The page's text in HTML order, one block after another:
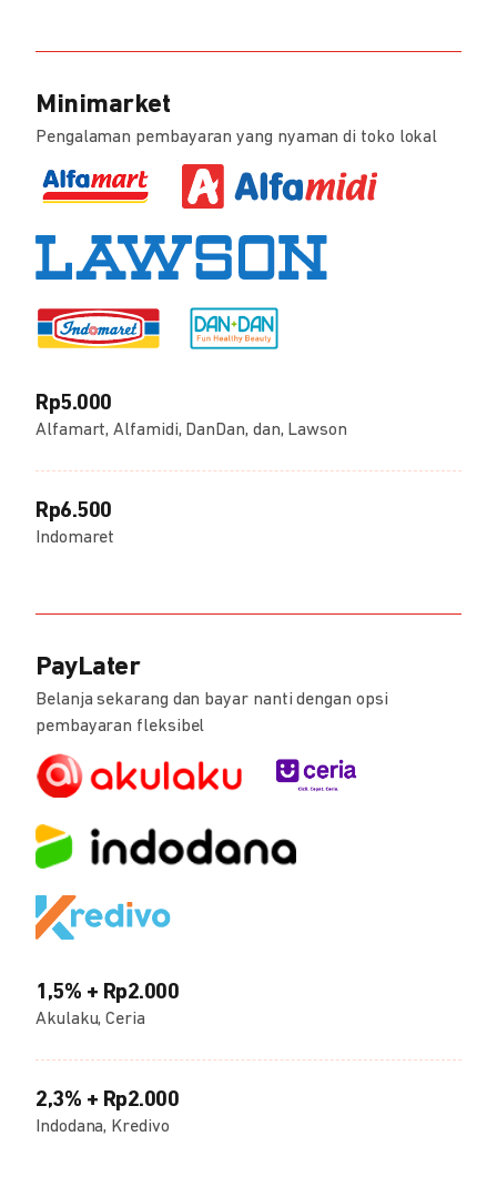
Minimarket
Pengalaman pembayaran yang nyaman di toko lokal
Rp5.000
Alfamart, Alfamidi, DanDan, dan, Lawson
Rp6.500
Indomaret
PayLater
Belanja sekarang dan bayar nanti dengan opsi
pembayaran fleksibel
1,5% + Rp2.000
Akulaku, Ceria
2,3% + Rp2.000
Indodana, Kredivo